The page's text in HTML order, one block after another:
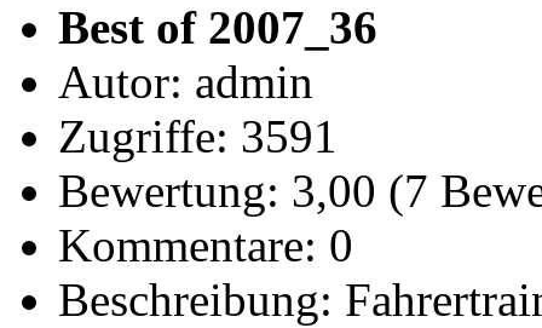
Best of 2007_36
Autor: admin
Zugriffe: 3591
Bewertung: 3,00 (7
Kommentare: 0
Beschreibung: